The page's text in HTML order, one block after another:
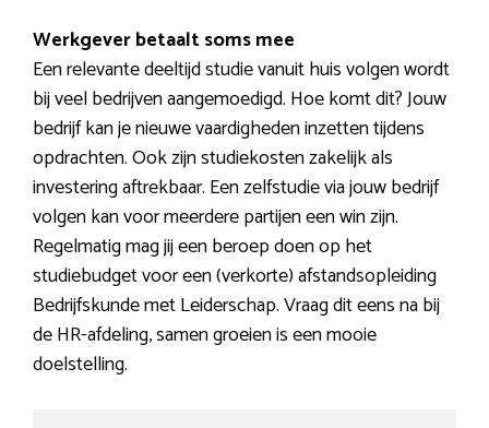
Werkgever betaalt soms mee
Een relevante deeltijd studie vanuit huis volgen wordt
bij veel bedrijven aangemoedigd. Hoe komt dit? Jouw
bedrijf kan je nieuwe vaardigheden inzetten tijdens
opdrachten. Ook zijn studiekosten zakelijk als
investering aftrekbaar. Een zelfstudie via jouw bedrijf
volgen kan voor meerdere partijen een win zijn.
Regelmatig mag jij een beroep doen op het
studiebudget voor een (verkorte) afstandsopleiding
Bedrijfskunde met Leiderschap. Vraag dit eens na bij
de HR-afdeling, samen groeien is een mooie
doelstelling.